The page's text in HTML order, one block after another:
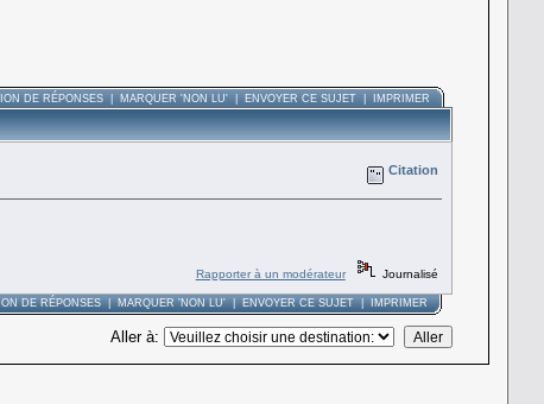
DE RÉPONSES| MARQUER 'NON LU'| ENVOYER CE SUJET| IMPRIMER
Citation
Rapporter à un modérateur Journalisé
DE RÉPONSES|MARQUER 'NON LU'|ENVOYER CE SUJET|IMPRIMER
Aller à: